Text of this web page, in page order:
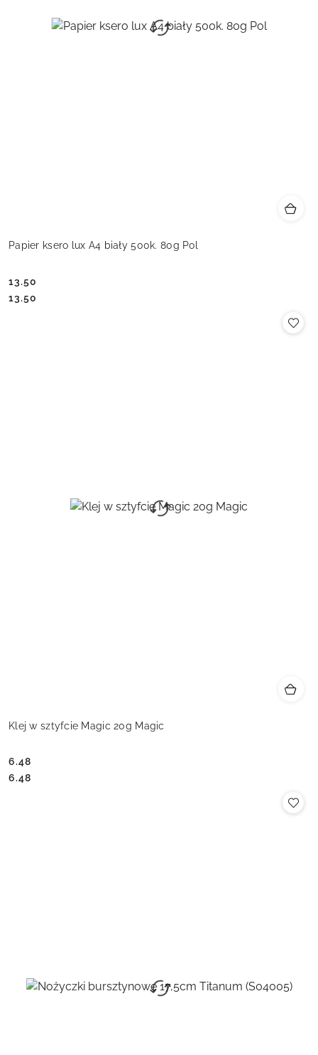
Papier ksero lux A4 biały 500k. 80g Pol
Cena:
13.50
Cena:
13.50
Klej w sztyfcie Magic 20g Magic
Cena:
6.48
Cena:
6.48